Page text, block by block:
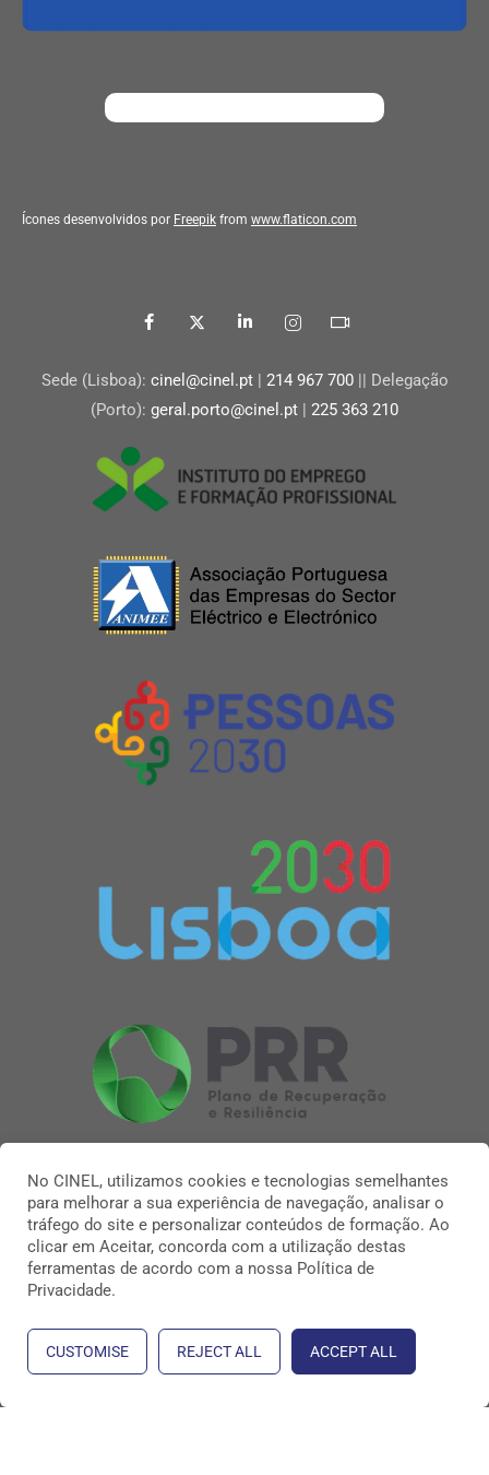
Ícones desenvolvidos por Freepik from www.flaticon.com
Sede (Lisboa): cinel@cinel.pt| 214 967 700|| Delegação
(Porto): geral.porto@cinel.pt | 225 363 210
No CINEL, utilizamos cookies e tecnologias semelhantes
para melhorar a sua experiência de navegação, analisar o
tráfego do site e personalizar conteúdos de formação. Ao
clicar em Aceitar, concorda com a utilização destas
ferramentas de acordo com a nossa Política de
Privacidade.
CUSTOMISE REJECT ALL ACCEPT ALL